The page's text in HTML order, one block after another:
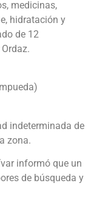
medicinas,
hidratación y
de 12
indeterminada de
zona.
informó que un
de búsqueda y